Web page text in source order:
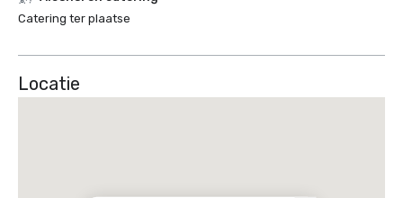
Catering ter plaatse
Locatie